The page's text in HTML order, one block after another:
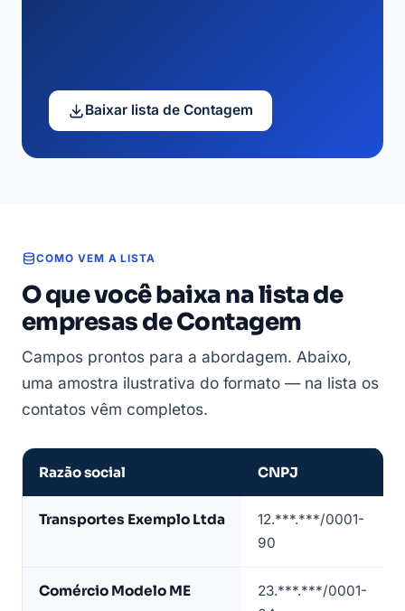
Baixar lista de Contagem
COMO VEM A LISTA
O que você baixa na lista de
empresas de Contagem
Campos prontos para a abordagem. Abaixo,
uma amostra ilustrativa do formato — na lista os
contatos vêm completos.
empresas
Razão social CNPJ
Transportes Exemplo Ltda
12.***.***/0001-
90
Comércio Modelo ME
23.***.***/0001-